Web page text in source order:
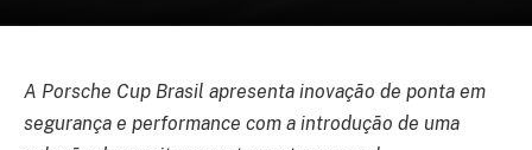
A Porsche Cup Brasil apresenta inovação de ponta em
segurança e performance com a introdução de uma